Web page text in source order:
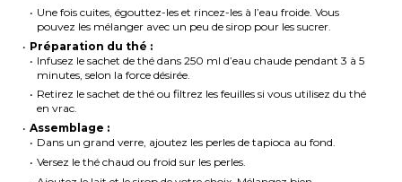
Une fois cuites, égouttez-les et rincez-les à l’eau froide. Vous
pouvez les mélanger avec un peu de sirop pour les sucrer.
Préparation du thé :
Infusez le sachet de thé dans 250 ml d’eau chaude pendant 3 à 5
minutes, selon la force désirée.
Retirez le sachet de thé ou filtrez les feuilles si vous utilisez du thé
en vrac.
Assemblage :
Dans un grand verre, ajoutez les perles de tapioca au fond.
Versez le thé chaud ou froid sur les perles.